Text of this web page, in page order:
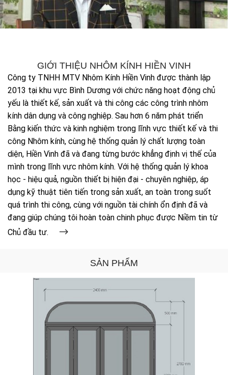
GIỚI THIỆU NHÔM KÍNH HIỀN VINH
Công ty TNHH MTV Nhôm Kính Hiền Vinh được thành lập
2013 tại khu vực Bình Dương với chức năng hoạt động chủ
yếu là thiết kế, sản xuất và thi công các công trình nhôm
kính dân dụng và công nghiệp. Sau hơn 6 năm phát triển
Bằng kiến thức và kinh nghiệm trong lĩnh vực thiết kế và thi
công Nhôm kính, cùng hệ thống quản lý chất lượng toàn
diện, Hiền Vinh đã và đang từng bước khẳng định vị thế của
mình trong lĩnh vực nhôm kính. Với hệ thống quản lý khoa
học - hiệu quả, nguồn thiết bị hiện đại - chuyên nghiệp, áp
dụng kỹ thuật tiên tiến trong sản xuất, an toàn trong suốt
quá trình thi công, cùng với nguồn tài chính ổn định đã và
đang giúp chúng tôi hoàn toàn chinh phục được Niềm tin từ
Chủ đầu tư.
SẢN PHẨM